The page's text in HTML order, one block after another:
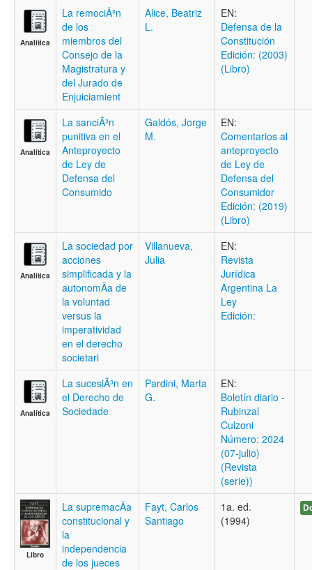
Analítica
La remociÃ³n
de los
miembros del
Consejo de la
Magistratura y
del Jurado de
Enjuiciamient
Alice, Beatriz
L.
EN:
Defensa de la
Constitución
Edición: (2003)
(Libro)
Analítica
La sanciÃ³n
punitiva en el
Anteproyecto
de Ley de
Defensa del
Consumido
Galdós, Jorge
M.
EN:
Comentarios al
anteproyecto
de Ley de
Defensa del
Consumidor
Edición: (2019)
(Libro)
Analítica
La sociedad por
acciones
simplificada y la
autonomÃ­a de
la voluntad
versus la
imperatividad
en el derecho
societari
Villanueva,
Julia
EN:
Revista
Jurídica
Argentina La
Ley
Edición:
Analítica
La sucesiÃ³n en
el Derecho de
Sociedade
Pardini, Marta
G.
EN:
Boletí­n diario -
Rubinzal
Culzoni
Número: 2024
(07-julio)
(Revista
(serie))
Libro
La supremacÃ­a
constitucional y
la
independencia
de los jueces
Fayt, Carlos
Santiago
1a. ed.
(1994)